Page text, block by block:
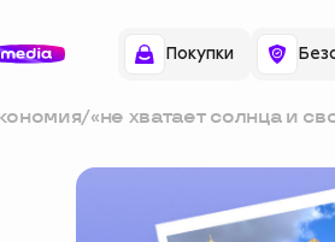
Покупки
/«не хватает солнца и
— о жизни в англии